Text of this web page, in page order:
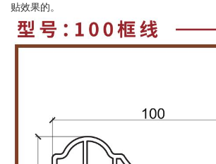
贴效果的。